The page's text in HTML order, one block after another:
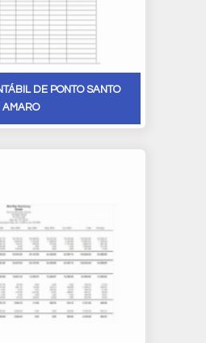
DE PONTO SANTO
AMARO